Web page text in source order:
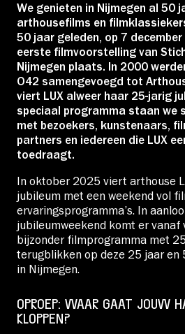
Account
Volg ons op:
We genieten in Nijmegen al 50
arthousefilms en
50 jaar geleden, op 7
eerste filmvoorstelling van
Nijmegen plaats. In 2000
O42 samengevoegd tot
viert LUX alweer haar 25-jarig
speciaal programma staan we
met bezoekers, kunstenaars,
partners en iedereen die LUX
toedraagt.
In oktober 2025 viert arthouse
jubileum met een weekend vol
ervaringsprogramma’s. In
jubileumweekend komt er vanaf
bijzonder filmprogramma met
terugblikken op deze 25 jaar en
in Nijmegen.
OPROEP: WAAR GAAT JOUW
KLOPPEN?